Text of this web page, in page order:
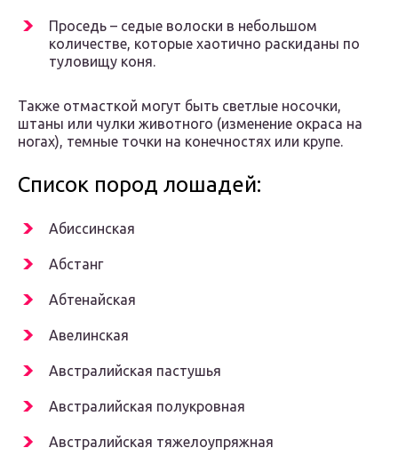
Проседь – седые волоски в небольшом
количестве, которые хаотично раскиданы по
туловищу коня.
Также отмасткой могут быть светлые носочки,
штаны или чулки животного (изменение окраса на
ногах), темные точки на конечностях или крупе.
Список пород лошадей:
Абиссинская
Абстанг
Абтенайская
Авелинская
Австралийская пастушья
Австралийская полукровная
Австралийская тяжелоупряжная